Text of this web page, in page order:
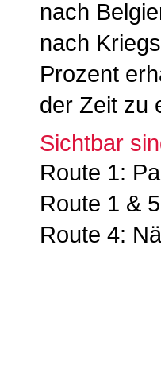
nach
nach
Prozent
der Zeit zu
Sichtbar
Route 1:
Route 1 &
Route 4: